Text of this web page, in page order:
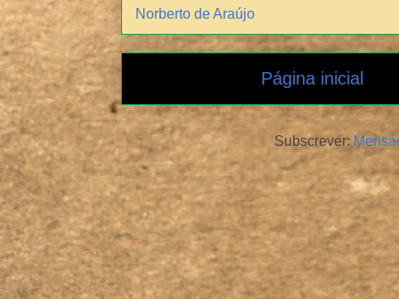
Norberto de Araújo
Página inicial
Subscrever: